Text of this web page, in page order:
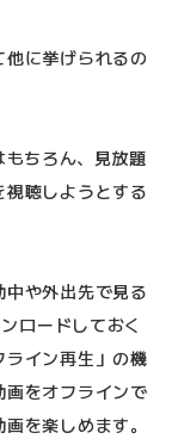
に挙げられるの
ちろん、見放題
聴しようとする
や外出先で見る
ロードしておく
イン再生」の機
をオフラインで
を楽しめます。